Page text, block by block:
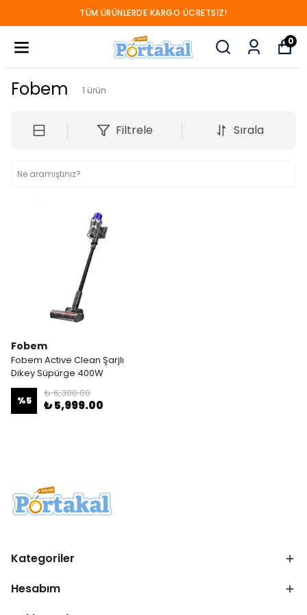
TÜM ÜRÜNLERDE KARGO ÜCRETSIZ!
0
Fobem 1 ürün
Filtrele Sırala
Fobem
Fobem Active Clean Şarjlı
Dikey Süpürge 400W
%5
₺ 6,300.00
₺ 5,999.00
Kategoriler
Hesabım